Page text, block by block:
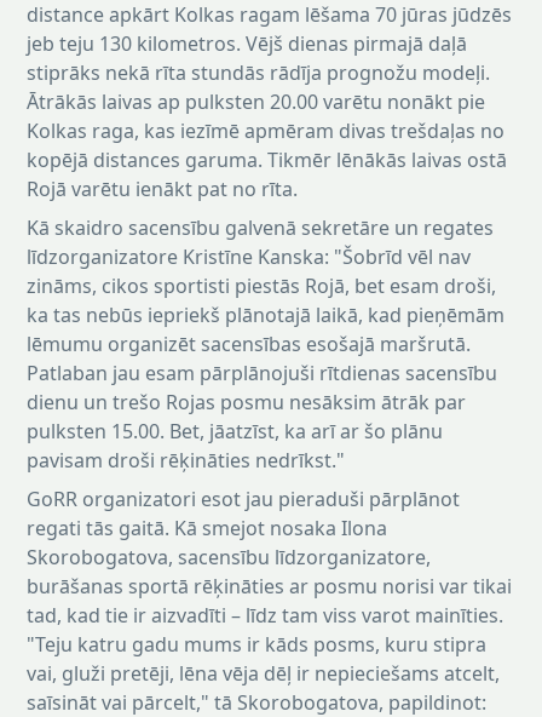
distance apkārt Kolkas ragam lēšama 70 jūras jūdzēs
jeb teju 130 kilometros. Vējš dienas pirmajā daļā
stiprāks nekā rīta stundās rādīja prognožu modeļi.
Ātrākās laivas ap pulksten 20.00 varētu nonākt pie
Kolkas raga, kas iezīmē apmēram divas trešdaļas no
kopējā distances garuma. Tikmēr lēnākās laivas ostā
Rojā varētu ienākt pat no rīta.
Kā skaidro sacensību galvenā sekretāre un regates
līdzorganizatore Kristīne Kanska: "Šobrīd vēl nav
zināms, cikos sportisti piestās Rojā, bet esam droši,
ka tas nebūs iepriekš plānotajā laikā, kad pieņēmām
lēmumu organizēt sacensības esošajā maršrutā.
Patlaban jau esam pārplānojuši rītdienas sacensību
dienu un trešo Rojas posmu nesāksim ātrāk par
pulksten 15.00. Bet, jāatzīst, ka arī ar šo plānu
pavisam droši rēķināties nedrīkst."
GoRR organizatori esot jau pieraduši pārplānot
regati tās gaitā. Kā smejot nosaka Ilona
Skorobogatova, sacensību līdzorganizatore,
burāšanas sportā rēķināties ar posmu norisi var tikai
tad, kad tie ir aizvadīti – līdz tam viss varot mainīties.
"Teju katru gadu mums ir kāds posms, kuru stipra
vai, gluži pretēji, lēna vēja dēļ ir nepieciešams atcelt,
saīsināt vai pārcelt," tā Skorobogatova, papildinot: